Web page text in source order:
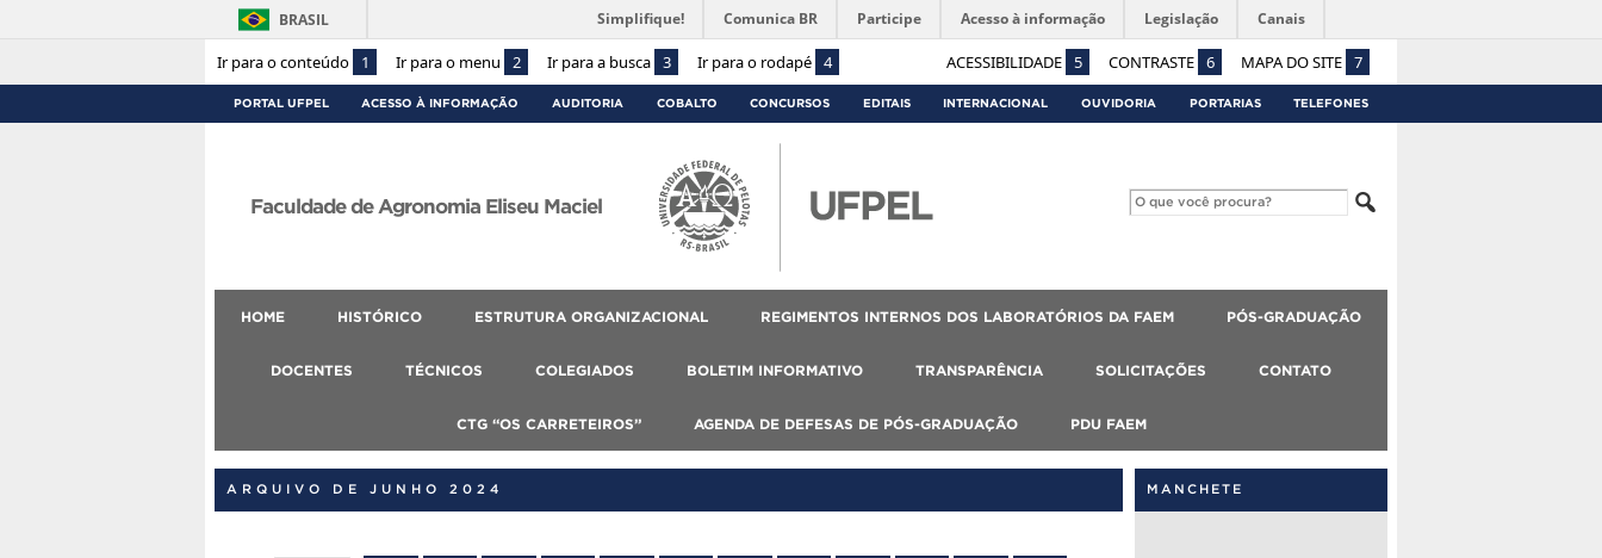
Ir para o conteúdo 1 Ir para o menu 2 Ir para a busca 3 Ir para o rodapé 4 ACESSIBILIDADE 5 CONTRASTE 6 MAPA DO SITE 7
BRASIL Simplifique! Comunica BR Participe Acesso à informação Legislação Canais
PORTAL UFPEL ACESSO À INFORMAÇÃO AUDITORIA COBALTO CONCURSOS EDITAIS INTERNACIONAL OUVIDORIA PORTARIAS TELEFONES
Faculdade de Agronomia Eliseu Maciel
HOME HISTÓRICO ESTRUTURA ORGANIZACIONAL REGIMENTOS INTERNOS DOS LABORATÓRIOS DA FAEM PÓS-GRADUAÇÃO
DOCENTES TÉCNICOS COLEGIADOS BOLETIM INFORMATIVO TRANSPARÊNCIA SOLICITAÇÕES CONTATO
CTG “OS CARRETEIROS” AGENDA DE DEFESAS DE PÓS-GRADUAÇÃO PDU FAEM
ARQUIVO DE JUNHO 2024 MANCHETE